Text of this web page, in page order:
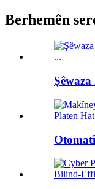
Berhemên